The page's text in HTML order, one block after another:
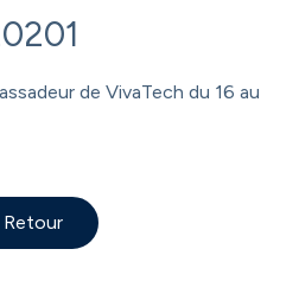
de VivaTech du 16 au
Retour